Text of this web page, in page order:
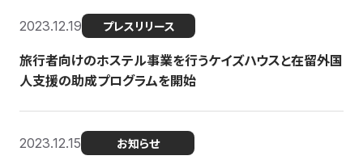
2023.12.19 プレスリリース
旅行者向けのホステル事業を行うケイズハウスと在留外国
人支援の助成プログラムを開始
2023.12.15 お知らせ